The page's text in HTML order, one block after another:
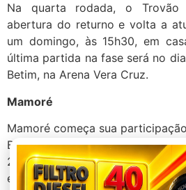
Na quarta rodada, o
abertura do returno e volta a
um domingo, às 15h30, em
última partida na fase será no
Betim, na Arena Vera Cruz.
Mamoré
Mamoré começa sua
Bernardo Rubinger, na
20h, folgando na segunda
enfrentará o North em Montes